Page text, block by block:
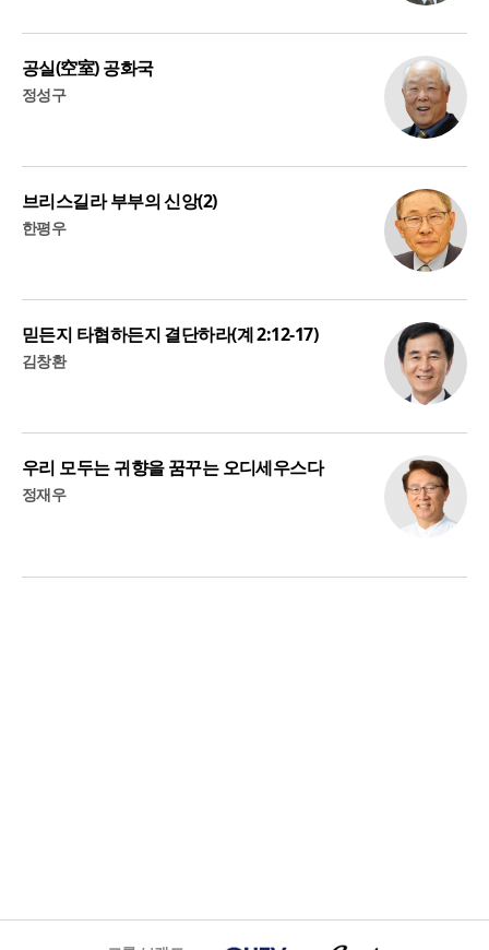
공실(空室) 공화국
정성구
브리스길라 부부의 신앙(2)
한평우
믿든지 타협하든지 결단하라(계 2:12-17)
김창환
우리 모두는 귀향을 꿈꾸는 오디세우스다
정재우